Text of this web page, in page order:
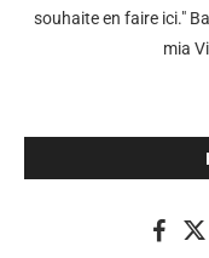
souhaite en faire ici."
mia